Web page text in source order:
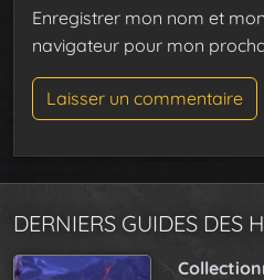
Enregistrer mon nom et
navigateur pour mon
DERNIERS GUIDES DES